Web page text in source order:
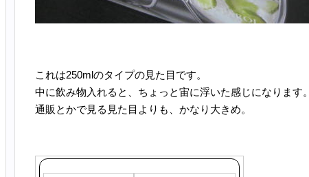
これは250mlのタイプの見た目です。
中に飲み物入れると、ちょっと宙に浮いた感じになります
通販とかで見る見た目よりも、かなり大きめ。